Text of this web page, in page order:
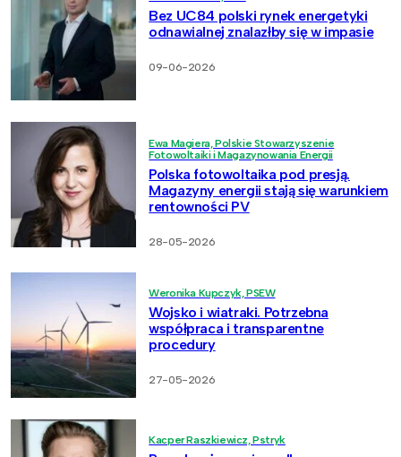
Bez UC84 polski rynek energetyki
odnawialnej znalazłby się w impasie
09-06-2026
Ewa Magiera, Polskie Stowarzyszenie
Fotowoltaiki i Magazynowania Energii
Polska fotowoltaika pod presją.
Magazyny energii stają się warunkiem
rentowności PV
28-05-2026
Weronika Kupczyk, PSEW
Wojsko i wiatraki. Potrzebna
współpraca i transparentne
procedury
27-05-2026
Kacper Raszkiewicz, Pstryk